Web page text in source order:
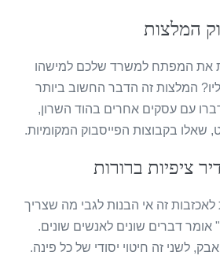
את המפתח למשרד שלכם למישהו
המלצות זה הדבר החשוב ביותר
עם עסקים אחרים בהוד השרון,
שאלו בקבוצות הפייסבוק המקומיות.
זה אי הבנות לגבי מה שצריך
אומר דברים שונים לאנשים שונים.
לשני זה חיטוי יסודי של כל פינה.